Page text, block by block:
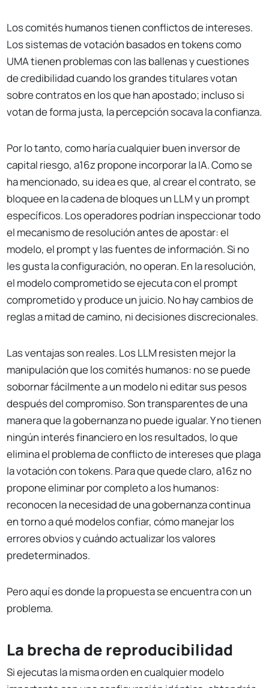
Los comités humanos tienen conflictos de intereses.
Los sistemas de votación basados en tokens como
UMA tienen problemas con las ballenas y cuestiones
de credibilidad cuando los grandes titulares votan
sobre contratos en los que han apostado; incluso si
votan de forma justa, la percepción socava la confianza.
Por lo tanto, como haría cualquier buen inversor de
capital riesgo, a16z propone incorporar la IA. Como se
ha mencionado, su idea es que, al crear el contrato, se
bloquee en la cadena de bloques un LLM y un prompt
específicos. Los operadores podrían inspeccionar todo
el mecanismo de resolución antes de apostar: el
modelo, el prompt y las fuentes de información. Si no
les gusta la configuración, no operan. En la resolución,
el modelo comprometido se ejecuta con el prompt
comprometido y produce un juicio. No hay cambios de
reglas a mitad de camino, ni decisiones discrecionales.
Las ventajas son reales. Los LLM resisten mejor la
manipulación que los comités humanos: no se puede
sobornar fácilmente a un modelo ni editar sus pesos
después del compromiso. Son transparentes de una
manera que la gobernanza no puede igualar. Y no tienen
ningún interés financiero en los resultados, lo que
elimina el problema de conflicto de intereses que plaga
la votación con tokens. Para que quede claro, a16z no
propone eliminar por completo a los humanos:
reconocen la necesidad de una gobernanza continua
en torno a qué modelos confiar, cómo manejar los
errores obvios y cuándo actualizar los valores
predeterminados.
Pero aquí es donde la propuesta se encuentra con un
problema.
La brecha de reproducibilidad
Si ejecutas la misma orden en cualquier modelo